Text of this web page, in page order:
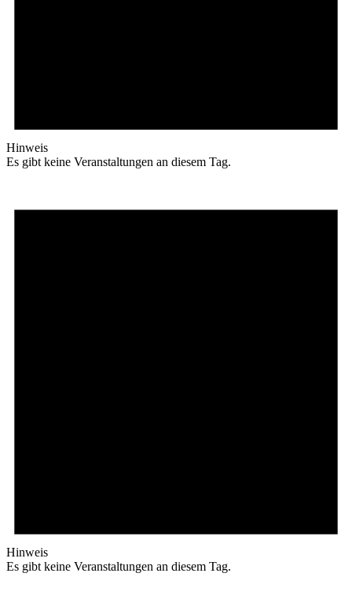
Hinweis
Es gibt keine Veranstaltungen an diesem Tag.
Hinweis
Es gibt keine Veranstaltungen an diesem Tag.